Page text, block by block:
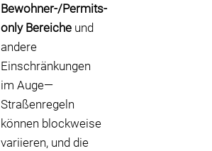
Bewohner-/Permits-
only Bereiche und
andere
Einschränkungen
im Auge—
Straßenregeln
können blockweise
variieren, und die